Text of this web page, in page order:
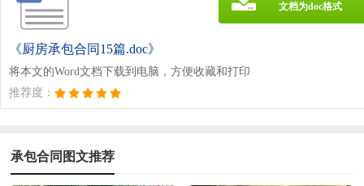
《厨房承包合同15篇.doc》
将本文的Word文档下载到电脑，方便收藏和打印
推荐度：
文档为doc格式
承包合同图文推荐